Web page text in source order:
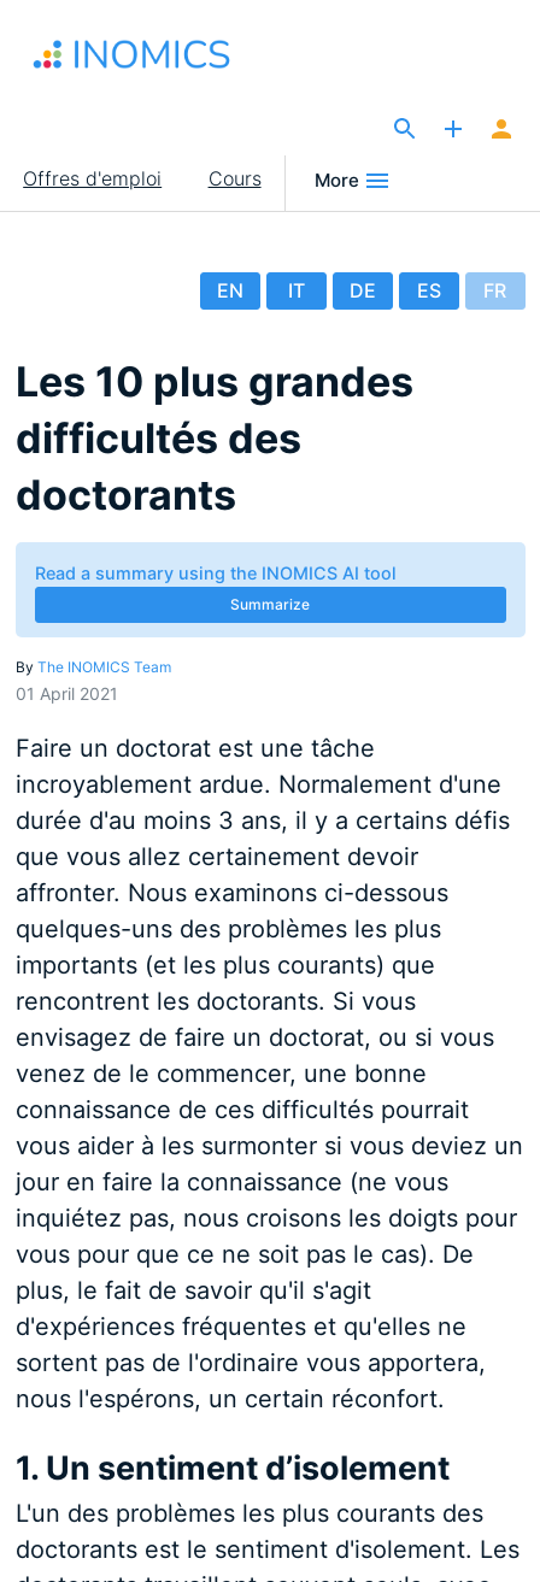
contenu
Main
navigation
Offres d'emploi Cours More
EN IT DE ES FR
Les 10 plus grandes
difficultés des
doctorants
Read a summary using the INOMICS AI tool
Summarize
By The INOMICS Team
01 April 2021
Faire un doctorat est une tâche
incroyablement ardue. Normalement d'une
durée d'au moins 3 ans, il y a certains défis
que vous allez certainement devoir
affronter. Nous examinons ci-dessous
quelques-uns des problèmes les plus
importants (et les plus courants) que
rencontrent les doctorants. Si vous
envisagez de faire un doctorat, ou si vous
venez de le commencer, une bonne
connaissance de ces difficultés pourrait
vous aider à les surmonter si vous deviez un
jour en faire la connaissance (ne vous
inquiétez pas, nous croisons les doigts pour
vous pour que ce ne soit pas le cas). De
plus, le fait de savoir qu'il s'agit
d'expériences fréquentes et qu'elles ne
sortent pas de l'ordinaire vous apportera,
nous l'espérons, un certain réconfort.
1. Un sentiment d’isolement
L'un des problèmes les plus courants des
doctorants est le sentiment d'isolement. Les